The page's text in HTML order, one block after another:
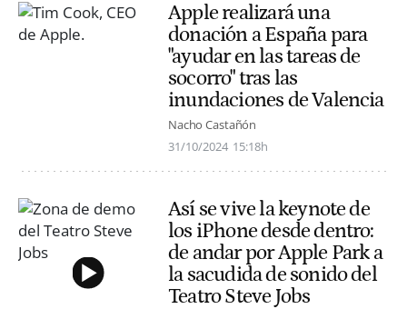
Apple realizará una
donación a España para
"ayudar en las tareas de
socorro" tras las
inundaciones de Valencia
Nacho Castañón
31/10/2024 15:18h
Así se vive la keynote de
los iPhone desde dentro:
de andar por Apple Park a
la sacudida de sonido del
Teatro Steve Jobs